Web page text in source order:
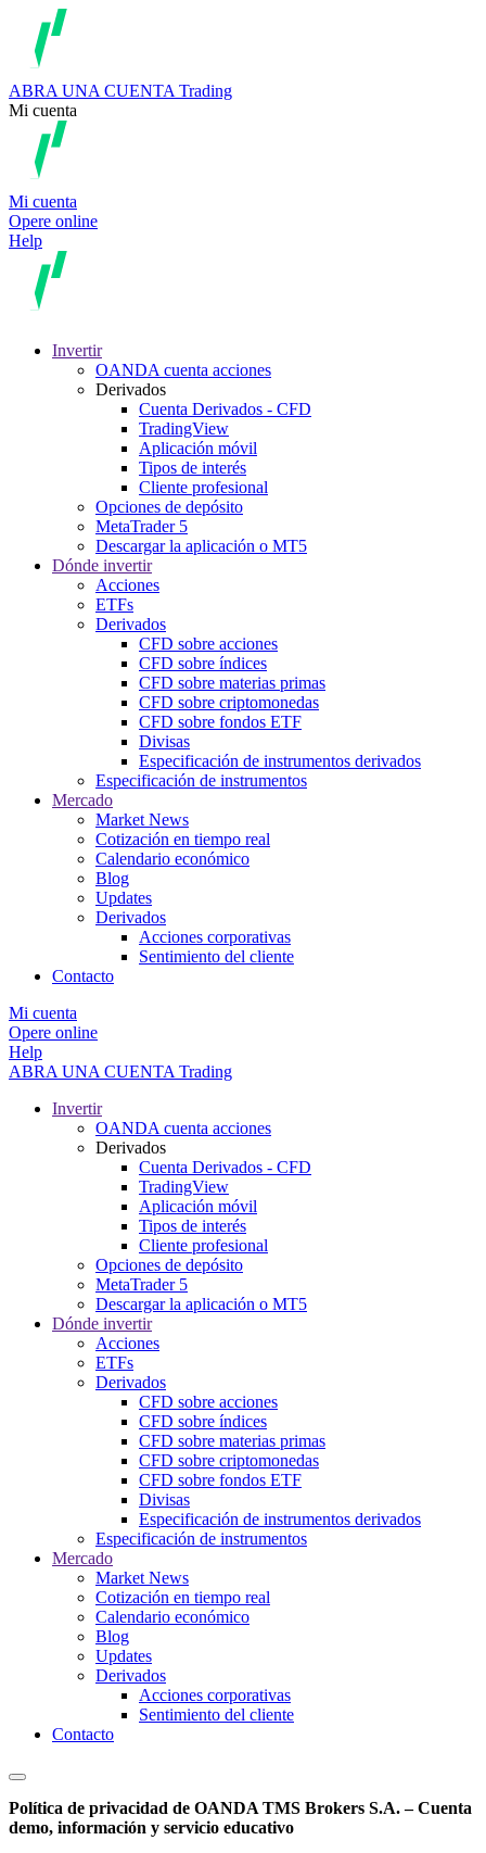
ABRA UNA CUENTA Trading
Mi cuenta
Mi cuenta
Opere online
Help
Invertir
OANDA cuenta acciones
Derivados
Cuenta Derivados - CFD
TradingView
Aplicación móvil
Tipos de interés
Cliente profesional
Opciones de depósito
MetaTrader 5
Descargar la aplicación o MT5
Dónde invertir
Acciones
ETFs
Derivados
CFD sobre acciones
CFD sobre índices
CFD sobre materias primas
CFD sobre criptomonedas
CFD sobre fondos ETF
Divisas
Especificación de instrumentos derivados
Especificación de instrumentos
Mercado
Market News
Cotización en tiempo real
Calendario económico
Blog
Updates
Derivados
Acciones corporativas
Sentimiento del cliente
Contacto
Mi cuenta
Opere online
Help
ABRA UNA CUENTA Trading
Invertir
OANDA cuenta acciones
Derivados
Cuenta Derivados - CFD
TradingView
Aplicación móvil
Tipos de interés
Cliente profesional
Opciones de depósito
MetaTrader 5
Descargar la aplicación o MT5
Dónde invertir
Acciones
ETFs
Derivados
CFD sobre acciones
CFD sobre índices
CFD sobre materias primas
CFD sobre criptomonedas
CFD sobre fondos ETF
Divisas
Especificación de instrumentos derivados
Especificación de instrumentos
Mercado
Market News
Cotización en tiempo real
Calendario económico
Blog
Updates
Derivados
Acciones corporativas
Sentimiento del cliente
Contacto
Política de privacidad de OANDA TMS Brokers S.A. – Cuenta
demo, información y servicio educativo